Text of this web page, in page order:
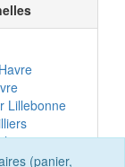
(panier,
Lillebonne